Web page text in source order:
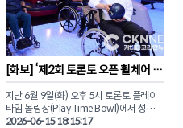
[화보] ‘제2회 토론토 오픈 휠체어 볼
링대회’ 화합과 감동의 현장
지난 6월 9일(화) 오후 5시 토론토 플레이
타임 볼링장(Play Time Bowl)에서 성인장
애인공동체 주최로 열린 ‘제2회 토론토 오
2026-06-15 18:15:17